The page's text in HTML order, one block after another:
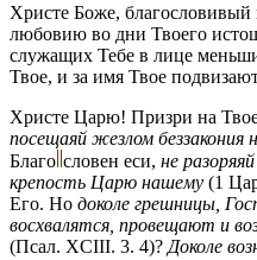
Христе Боже,
любовию во дни Твоего
служащих Тебе в лице
Твое, и за имя Твое
Христе Царю! Призри на
посещаяй жезлом беззакония
Благо словен еси, не
крепость Царю нашему (1
Его. Но доколе грешницы,
восхвалятся, провещают и
(Псал. XCIII. 3. 4)? Доколе